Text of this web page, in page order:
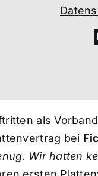
als
bei
Wir hatten